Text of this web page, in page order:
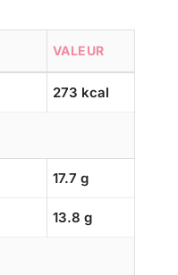
VALEUR
273 kcal
17.7 g
13.8 g